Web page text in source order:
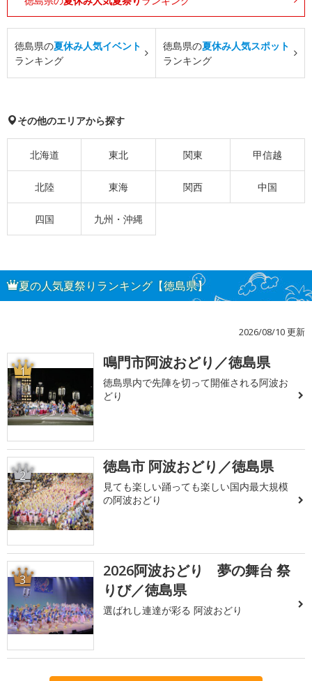
徳島県の夏休み人気イベント
ランキング
徳島県の夏休み人気スポット
ランキング
その他のエリアから探す
北海道 東北 関東 甲信越
北陸 東海 関西 中国
四国 九州・沖縄
夏の人気夏祭りランキング【徳島県】
2026/08/10 更新
1 鳴門市阿波おどり／徳島県
徳島県内で先陣を切って開催される阿波お
どり
2 徳島市 阿波おどり／徳島県
見ても楽しい踊っても楽しい国内最大規模
の阿波おどり
3
2026阿波おどり 夢の舞台 祭
りび／徳島県
選ばれし連達が彩る 阿波おどり